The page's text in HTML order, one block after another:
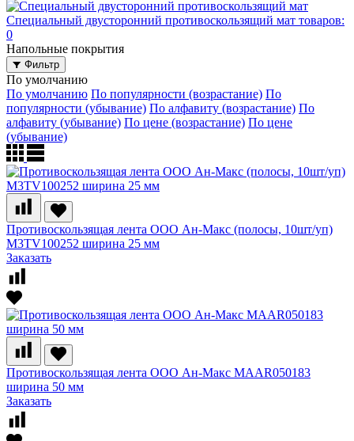
Специальный двусторонний противоскользящий мат товаров:
0
Напольные покрытия
Фильтр
По умолчанию
По умолчанию По популярности (возрастание) По
популярности (убывание) По алфавиту (возрастание) По
алфавиту (убывание) По цене (возрастание) По цене
(убывание)
Противоскользящая лента ООО Ан-Макс (полосы, 10шт/уп)
M3TV100252 ширина 25 мм
Заказать
Противоскользящая лента ООО Ан-Макс MAAR050183
ширина 50 мм
Заказать